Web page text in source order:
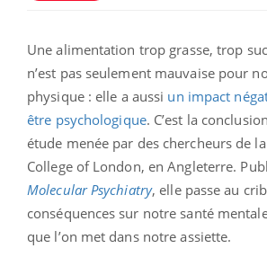
Une alimentation trop grasse, trop
n’est pas seulement mauvaise pour
physique : elle a aussi un impact
être psychologique. C’est la
étude menée par des chercheurs de
College of London, en Angleterre.
Molecular Psychiatry, elle passe au
conséquences sur notre santé
que l’on met dans notre assiette.